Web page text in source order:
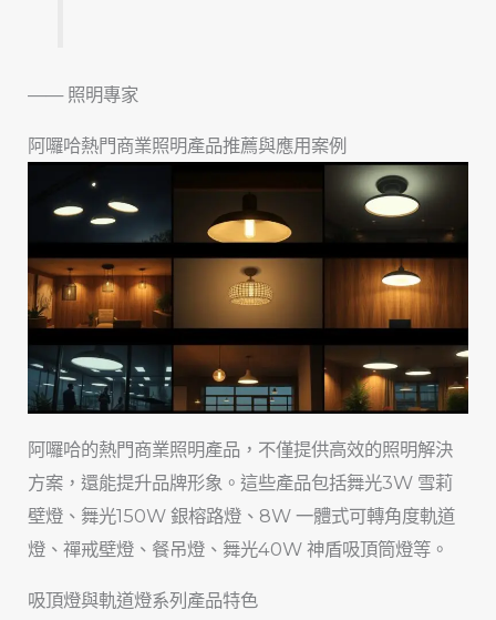
—— 照明專家
阿囉哈熱門商業照明產品推薦與應用案例
阿囉哈的熱門商業照明產品，不僅提供高效的照明解決
方案，還能提升品牌形象。這些產品包括舞光3W 雪莉
壁燈、舞光150W 銀榕路燈、8W 一體式可轉角度軌道
燈、禪戒壁燈、餐吊燈、舞光40W 神盾吸頂筒燈等。
吸頂燈與軌道燈系列產品特色